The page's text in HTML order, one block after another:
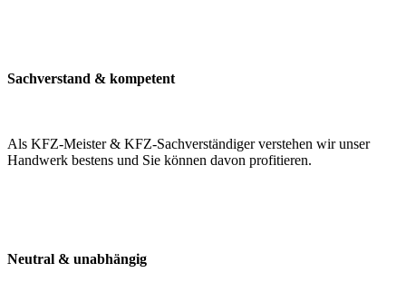
Sachverstand & kompetent
Als KFZ-Meister & KFZ-Sachverständiger verstehen wir unser
Handwerk bestens und Sie können davon profitieren.
Neutral & unabhängig